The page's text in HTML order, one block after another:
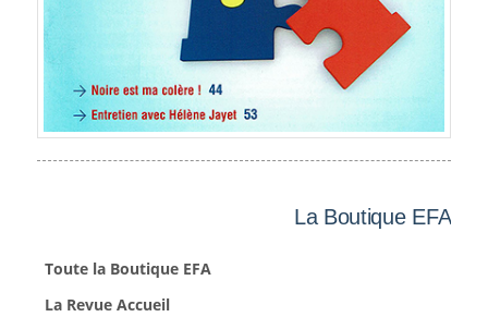
La Boutique EFA
Toute la Boutique EFA
La Revue Accueil